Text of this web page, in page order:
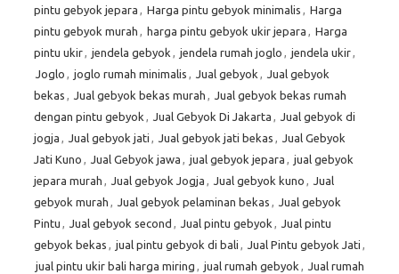
pintu gebyok jepara , Harga pintu gebyok minimalis , Harga
pintu gebyok murah , harga pintu gebyok ukir jepara , Harga
pintu ukir, jendela gebyok , jendela rumah joglo , jendela ukir,
Joglo , joglo rumah minimalis , Jual gebyok , Jual gebyok
bekas , Jual gebyok bekas murah , Jual gebyok bekas rumah
dengan pintu gebyok , Jual Gebyok Di Jakarta , Jual gebyok di
jogja , Jual gebyok jati , Jual gebyok jati bekas , Jual Gebyok
Jati Kuno , Jual Gebyok jawa , jual gebyok jepara , jual gebyok
jepara murah , Jual gebyok Jogja , Jual gebyok kuno , Jual
gebyok murah , Jual gebyok pelaminan bekas , Jual gebyok
Pintu , Jual gebyok second , Jual pintu gebyok , Jual pintu
gebyok bekas , jual pintu gebyok di bali , Jual Pintu gebyok Jati ,
jual pintu ukir bali harga miring , jual rumah gebyok , Jual rumah